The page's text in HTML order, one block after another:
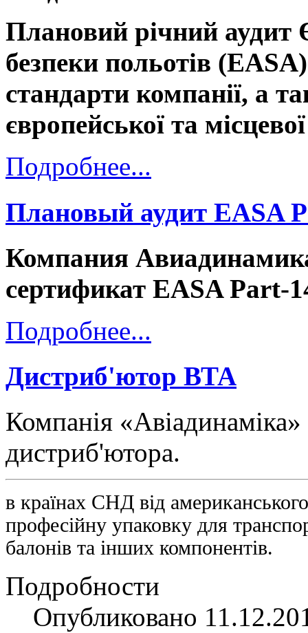
Плановий річний аудит
безпеки польотів
стандарти компанії, а
європейської та
Подробнее...
Плановый аудит EASA
Компания
сертификат EASA Part-
Подробнее...
Дистриб'ютор ВТА
Компанія «Авіадинаміка»
дистриб'ютора.
в країнах СНД від
професійну упаковку для
балонів та інших компонентів.
Подробности
Опубликовано